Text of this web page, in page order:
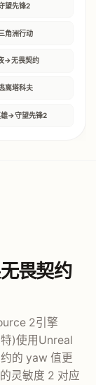
望先锋2
角洲行动
→无畏契约
离塔科夫
→守望先锋2
畏契约
2引擎
)使用Unreal
的 yaw 值更
灵敏度 2 对应